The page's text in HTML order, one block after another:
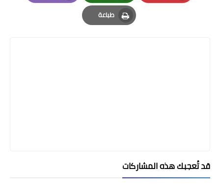
Pinterest
Whatsapp
Email
طباعة
Print
قد تُعجبك هذه المشاركات